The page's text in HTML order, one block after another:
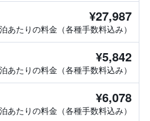
¥27,987
あたりの料金（各種手数料込み）
¥5,842
あたりの料金（各種手数料込み）
¥6,078
あたりの料金（各種手数料込み）